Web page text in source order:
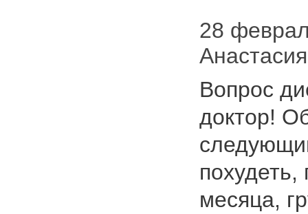
28
Вопрос
доктор!
месяца,